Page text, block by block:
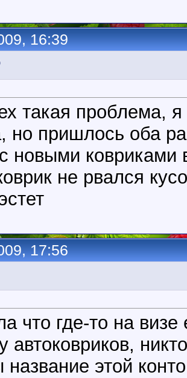
16:39
такая проблема,
но пришлось оба
новыми
не рвался
17:56
что где-то на
автоковриков,
название этой